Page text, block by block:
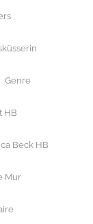
Genre
HB
Beck HB
Mur